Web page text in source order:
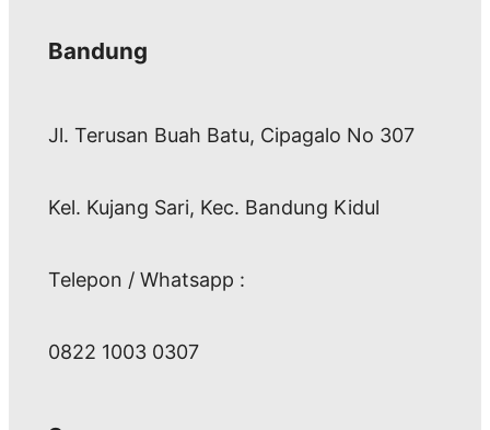
Bandung
Jl. Terusan Buah Batu, Cipagalo No 307
Kel. Kujang Sari, Kec. Bandung Kidul
Telepon / Whatsapp :
0822 1003 0307